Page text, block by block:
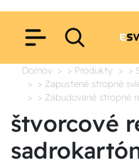
Domov > Produkty >
> Zapustené stropné
> Zabudované stropné
štvorcové